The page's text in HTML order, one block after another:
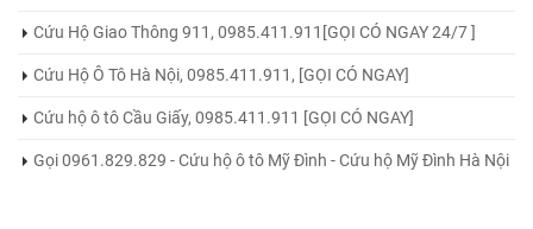
Cứu Hộ Giao Thông 911, 0985.411.911[GỌI CÓ NGAY 24/7 ]
Cứu Hộ Ô Tô Hà Nội, 0985.411.911, [GỌI CÓ NGAY]
Cứu hộ ô tô Cầu Giấy, 0985.411.911 [GỌI CÓ NGAY]
Gọi 0961.829.829 - Cứu hộ ô tô Mỹ Đình - Cứu hộ Mỹ Đình Hà Nội